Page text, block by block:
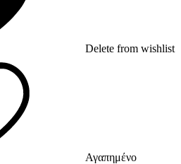
Delete from wishlist
Αγαπημένο